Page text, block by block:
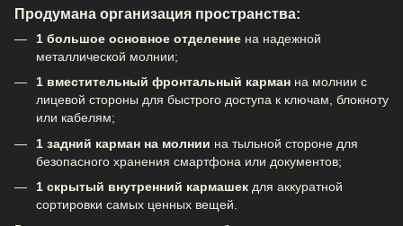
Продумана организация пространства:
1 большое основное отделение на надежной
металлической молнии;
1 вместительный фронтальный карман на молнии с
лицевой стороны для быстрого доступа к ключам, блокноту
или кабелям;
1 задний карман на молнии на тыльной стороне для
безопасного хранения смартфона или документов;
1 скрытый внутренний кармашек для аккуратной
сортировки самых ценных вещей.